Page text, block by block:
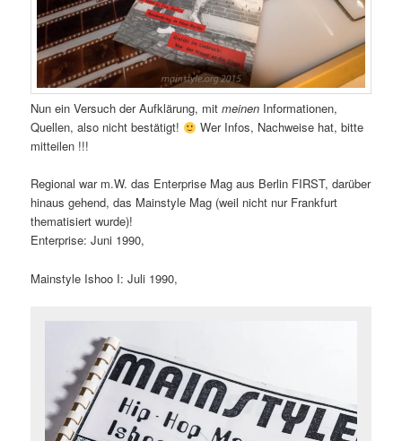
Nun ein Versuch der Aufklärung, mit meinen Informationen,
Quellen, also nicht bestätigt!
Wer Infos, Nachweise hat, bitte
mitteilen !!!
Regional war m.W. das Enterprise Mag aus Berlin FIRST, darüber
hinaus gehend, das Mainstyle Mag (weil nicht nur Frankfurt
thematisiert wurde)!
Enterprise: Juni 1990,
Mainstyle Ishoo I: Juli 1990,